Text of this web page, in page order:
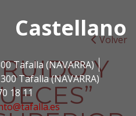
Castellano
Tafalla (NAVARRA)
Tafalla (NAVARRA)
18 11
Volver
Y